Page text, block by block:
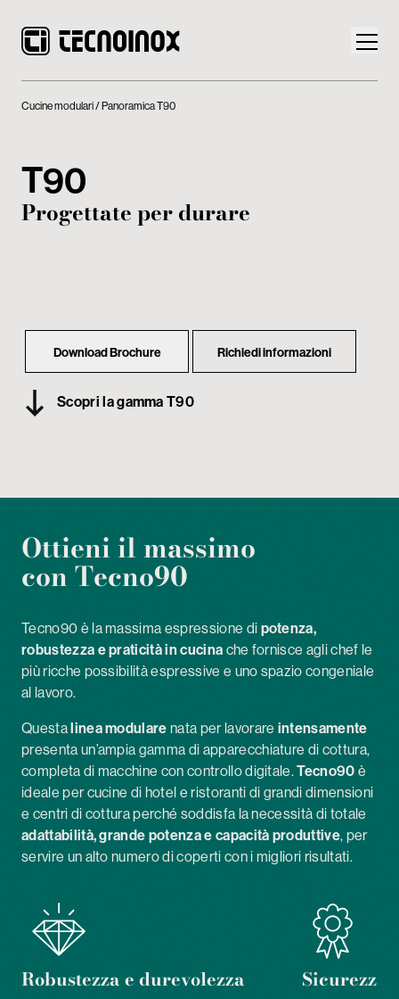
Prodotti
Download
Contatti
My Tecnoinox
Cucine modulari Panoramica T90
T90
Progettate per durare
Scopri la gamma T90
Download Brochure Richiedi informazioni
Ottieni il massimo
con Tecno90
Tecno90 è la massima espressione di potenza,
robustezza e praticità in cucina che fornisce agli chef le
più ricche possibilità espressive e uno spazio congeniale
al lavoro.
Questalinea modulare nata per lavorare intensamente
presenta un’ampia gamma di apparecchiature di cottura,
completa di macchine con controllo digitale.Tecno90 è
ideale per cucine di hotel e ristoranti di grandi dimensioni
e centri di cottura perché soddisfa la necessità di totale
adattabilità, grande potenza e capacità produttive, per
servire un alto numero di coperti con i migliori risultati.
Robustezzae durevolezza Sicurezza